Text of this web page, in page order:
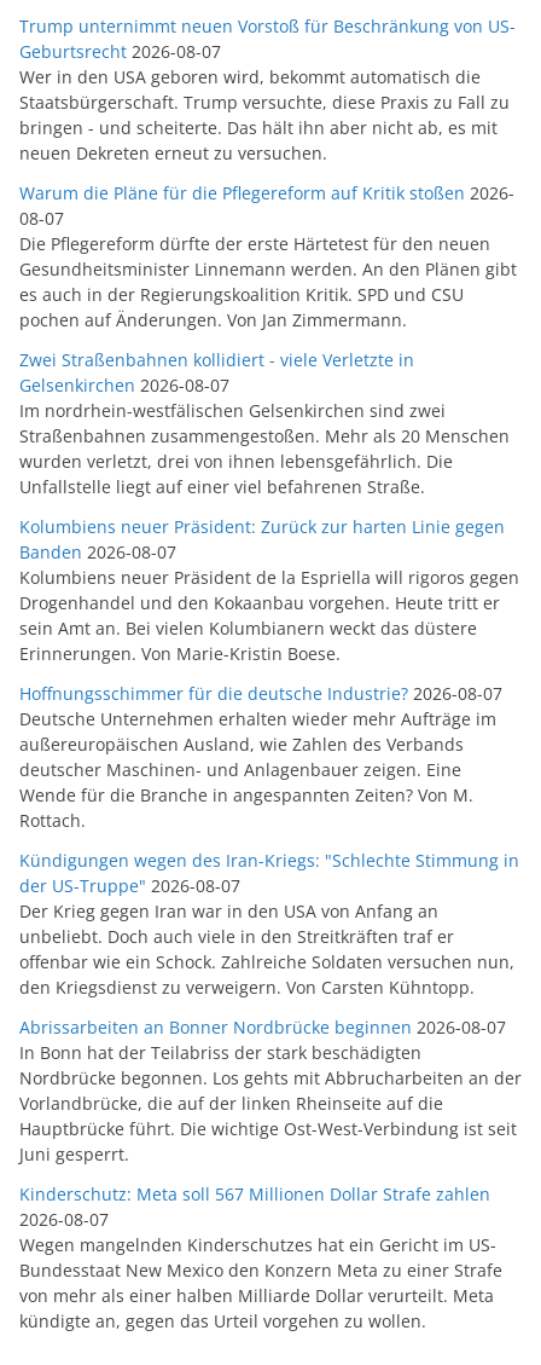
Trump unternimmt neuen Vorstoß für Beschränkung von US-
Geburtsrecht 2026-08-07
Wer in den USA geboren wird, bekommt automatisch die
Staatsbürgerschaft. Trump versuchte, diese Praxis zu Fall zu
bringen - und scheiterte. Das hält ihn aber nicht ab, es mit
neuen Dekreten erneut zu versuchen.
Warum die Pläne für die Pflegereform auf Kritik stoßen 2026-
08-07
Die Pflegereform dürfte der erste Härtetest für den neuen
Gesundheitsminister Linnemann werden. An den Plänen gibt
es auch in der Regierungskoalition Kritik. SPD und CSU
pochen auf Änderungen. Von Jan Zimmermann.
Zwei Straßenbahnen kollidiert - viele Verletzte in
Gelsenkirchen 2026-08-07
Im nordrhein-westfälischen Gelsenkirchen sind zwei
Straßenbahnen zusammengestoßen. Mehr als 20 Menschen
wurden verletzt, drei von ihnen lebensgefährlich. Die
Unfallstelle liegt auf einer viel befahrenen Straße.
Kolumbiens neuer Präsident: Zurück zur harten Linie gegen
Banden 2026-08-07
Kolumbiens neuer Präsident de la Espriella will rigoros gegen
Drogenhandel und den Kokaanbau vorgehen. Heute tritt er
sein Amt an. Bei vielen Kolumbianern weckt das düstere
Erinnerungen. Von Marie-Kristin Boese.
Hoffnungsschimmer für die deutsche Industrie? 2026-08-07
Deutsche Unternehmen erhalten wieder mehr Aufträge im
außereuropäischen Ausland, wie Zahlen des Verbands
deutscher Maschinen- und Anlagenbauer zeigen. Eine
Wende für die Branche in angespannten Zeiten? Von M.
Rottach.
Kündigungen wegen des Iran-Kriegs: "Schlechte Stimmung in
der US-Truppe" 2026-08-07
Der Krieg gegen Iran war in den USA von Anfang an
unbeliebt. Doch auch viele in den Streitkräften traf er
offenbar wie ein Schock. Zahlreiche Soldaten versuchen nun,
den Kriegsdienst zu verweigern. Von Carsten Kühntopp.
Abrissarbeiten an Bonner Nordbrücke beginnen 2026-08-07
In Bonn hat der Teilabriss der stark beschädigten
Nordbrücke begonnen. Los gehts mit Abbrucharbeiten an der
Vorlandbrücke, die auf der linken Rheinseite auf die
Hauptbrücke führt. Die wichtige Ost-West-Verbindung ist seit
Juni gesperrt.
Kinderschutz: Meta soll 567 Millionen Dollar Strafe zahlen
2026-08-07
Wegen mangelnden Kinderschutzes hat ein Gericht im US-
Bundesstaat New Mexico den Konzern Meta zu einer Strafe
von mehr als einer halben Milliarde Dollar verurteilt. Meta
kündigte an, gegen das Urteil vorgehen zu wollen.